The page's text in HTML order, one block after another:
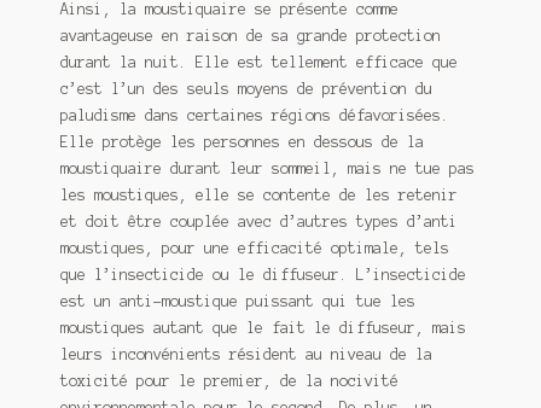
Ainsi, la moustiquaire se présente comme
avantageuse en raison de sa grande protection
durant la nuit. Elle est tellement efficace que
c’est l’un des seuls moyens de prévention du
paludisme dans certaines régions défavorisées.
Elle protège les personnes en dessous de la
moustiquaire durant leur sommeil, mais ne tue pas
les moustiques, elle se contente de les retenir
et doit être couplée avec d’autres types d’anti
moustiques, pour une efficacité optimale, tels
que l’insecticide ou le diffuseur. L’insecticide
est un anti-moustique puissant qui tue les
moustiques autant que le fait le diffuseur, mais
leurs inconvénients résident au niveau de la
toxicité pour le premier, de la nocivité